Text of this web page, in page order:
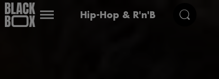
Hip-Hop & R'n'B